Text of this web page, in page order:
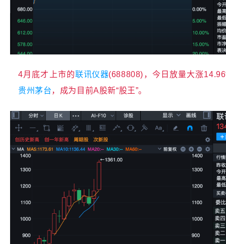
4月底才上市的联讯仪器(688808)，今日放量大涨
贵州茅台，成为目前A股新“股王”。